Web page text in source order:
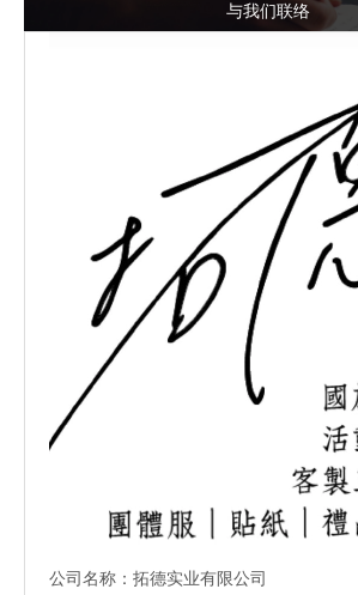
与我们联络
公司名称：拓德实业有限公司